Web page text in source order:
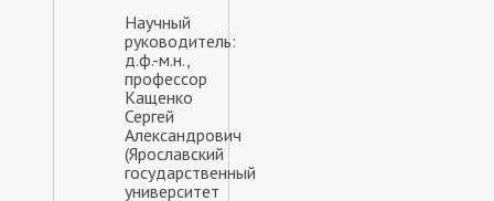
Научный
руководитель:
д.ф.-м.н.,
профессор
Кащенко
Сергей
Александрович
(Ярославский
государственный
университет